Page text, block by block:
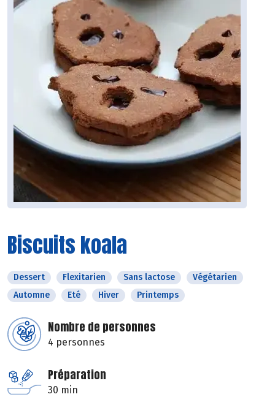
Biscuits koala
Dessert Flexitarien Sans lactose
Végétarien
Automne
Eté Hiver Printemps
Nombre de personnes
4 personnes
Préparation
30 min